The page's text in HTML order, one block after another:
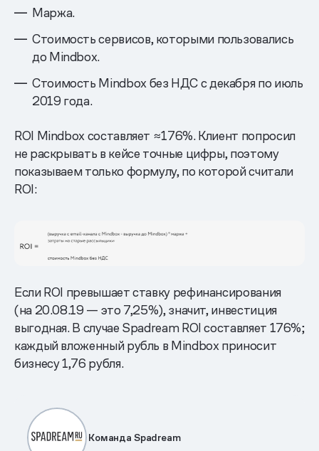
Маржа.
Стоимость сервисов, которыми пользовались
до Mindbox.
Стоимость Mindbox без НДС с декабря по июль
2019 года.
ROI Mindbox составляет ≈176%. Клиент попросил
не раскрывать в кейсе точные цифры, поэтому
показываем только формулу, по которой считали
ROI:
Если ROI превышает ставку рефинансирования
(на 20.08.19 — это 7,25%), значит, инвестиция
выгодная. В случае Spadream ROI составляет 176%;
каждый вложенный рубль в Mindbox приносит
бизнесу 1,76 рубля.
Команда Spadream